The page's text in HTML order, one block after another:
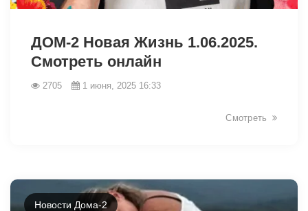
ДОМ-2 Новая Жизнь 1.06.2025.
Смотреть онлайн
2705 1 июня, 2025 16:33
Смотреть
Новости Дома-2